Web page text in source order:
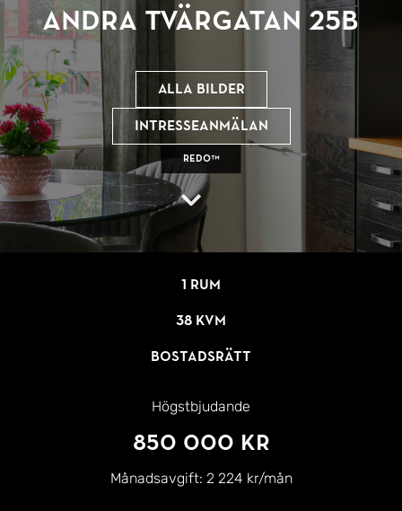
Andra Tvärgatan 25B
REDO™
Alla bilder
Intresseanmälan
1 rum
38 kvm
Bostadsrätt
Högstbjudande
850 000 kr
Månadsavgift: 2 224 kr/mån